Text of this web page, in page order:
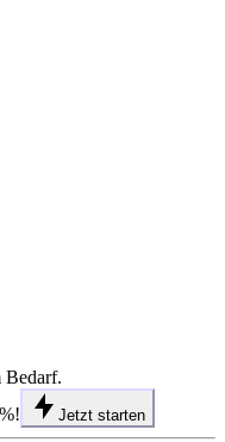
Bedarf.
Jetzt starten